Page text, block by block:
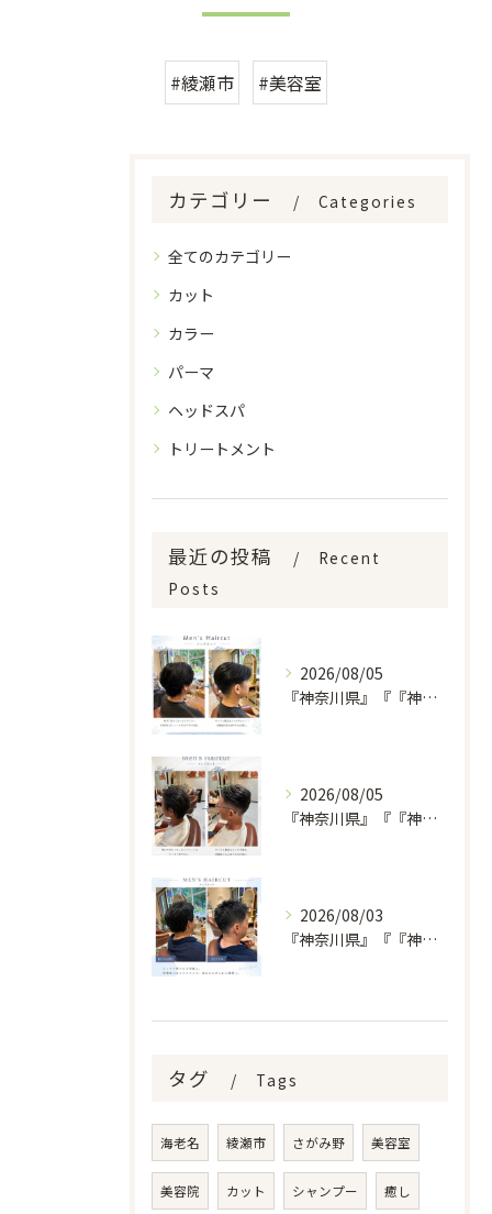
#綾瀬市 #美容室
カテゴリー Categories
全てのカテゴリー
カット
カラー
パーマ
ヘッドスパ
トリートメント
最近の投稿
Recent
Posts
2026/08/05
『神奈川県』『『神奈川県』『綾瀬市』『海老名市』『美容室』
2026/08/05
『神奈川県』『『神奈川県』『綾瀬市』『海老名市』『美容室』
2026/08/03
『神奈川県』『『神奈川県』『綾瀬市』『海老名市』『美容室』
タグ Tags
海老名 綾瀬市 さがみ野 美容室
美容院 カット シャンプー 癒し